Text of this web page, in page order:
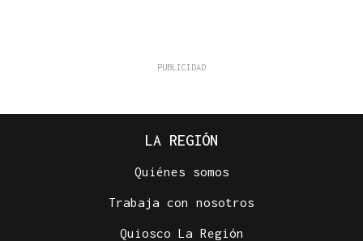
LA REGIÓN
Quiénes somos
Trabaja con nosotros
Quiosco La Región